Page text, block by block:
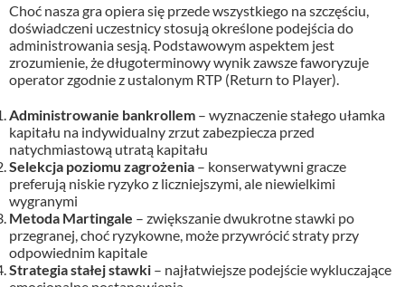
Choć nasza gra opiera się przede wszystkiego na szczęściu,
doświadczeni uczestnicy stosują określone podejścia do
administrowania sesją. Podstawowym aspektem jest
zrozumienie, że długoterminowy wynik zawsze faworyzuje
operator zgodnie z ustalonym RTP (Return to Player).
Administrowanie bankrollem – wyznaczenie stałego ułamka
kapitału na indywidualny zrzut zabezpiecza przed
natychmiastową utratą kapitału
Selekcja poziomu zagrożenia – konserwatywni gracze
preferują niskie ryzyko z liczniejszymi, ale niewielkimi
wygranymi
Metoda Martingale – zwiększanie dwukrotne stawki po
przegranej, choć ryzykowne, może przywrócić straty przy
odpowiednim kapitale
Strategia stałej stawki – najłatwiejsze podejście wykluczające